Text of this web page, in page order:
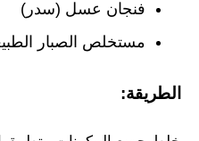
فنجان عسل (سدر)
مستخلص الصبار
الطريقة: